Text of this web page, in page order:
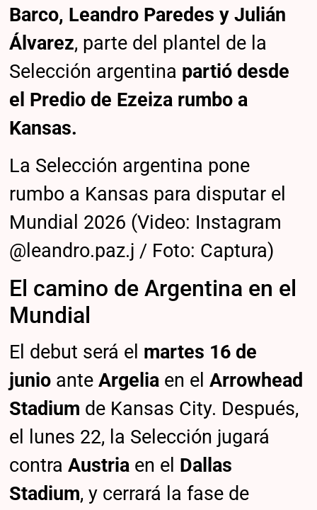
Barco, Leandro Paredes y Julián
Álvarez, parte del plantel de la
Selección argentina partió desde
el Predio de Ezeiza rumbo a
Kansas.
La Selección argentina pone
rumbo a Kansas para disputar el
Mundial 2026 (Video: Instagram
@leandro.paz.j / Foto: Captura)
El camino de Argentina en el
Mundial
El debut será el martes 16 de
junio anteArgelia en elArrowhead
Stadium de Kansas City. Después,
el lunes 22, la Selección jugará
contraAustria en el Dallas
Stadium, y cerrará la fase de